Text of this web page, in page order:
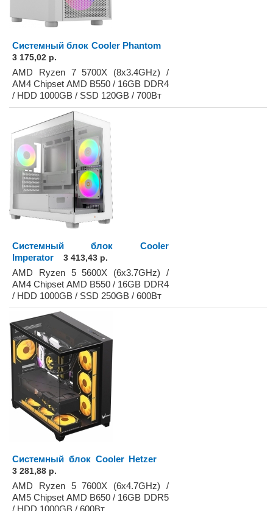
Системный блок Cooler Phantom
3 175,02 р.
AMD Ryzen 7 5700X (8x3.4GHz) /
AM4 Chipset AMD B550 / 16GB DDR4
/ HDD 1000GB / SSD 120GB / 700Вт
Системный блок Cooler
Imperator
3 413,43 р.
AMD Ryzen 5 5600X (6x3.7GHz) /
AM4 Chipset AMD B550 / 16GB DDR4
/ HDD 1000GB / SSD 250GB / 600Вт
Системный блок Cooler Hetzer
3 281,88 р.
AMD Ryzen 5 7600X (6x4.7GHz) /
AM5 Chipset AMD B650 / 16GB DDR5
/ HDD 1000GB / 600Вт